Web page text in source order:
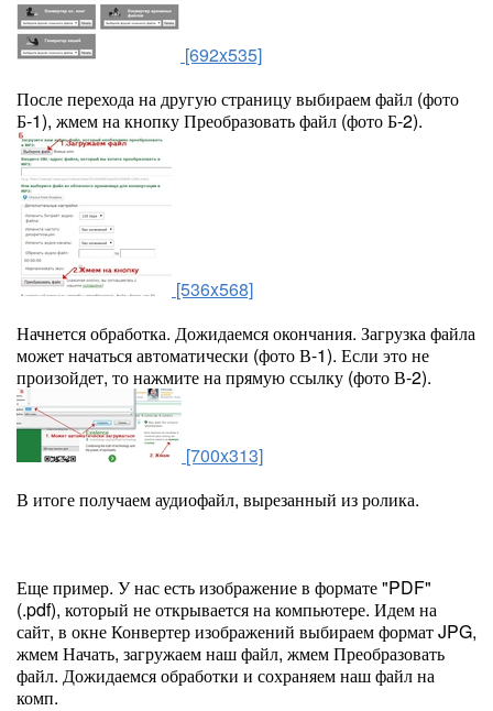
[692x535]
После перехода на другую страницу выбираем файл (фото
Б-1), жмем на кнопку Преобразовать файл (фото Б-2).
[536x568]
Начнется обработка. Дожидаемся окончания. Загрузка файла
может начаться автоматически (фото В-1). Если это не
произойдет, то нажмите на прямую ссылку (фото В-2).
[700x313]
В итоге получаем аудиофайл, вырезанный из ролика.
Еще пример. У нас есть изображение в формате "PDF"
(.pdf), который не открывается на компьютере. Идем на
сайт, в окне Конвертер изображений выбираем формат JPG,
жмем Начать, загружаем наш файл, жмем Преобразовать
файл. Дожидаемся обработки и сохраняем наш файл на
комп.